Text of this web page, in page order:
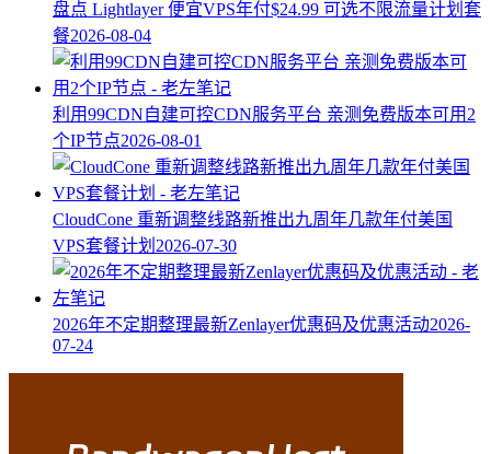
盘点 Lightlayer 便宜VPS年付$24.99 可选不限流量计划套
餐2026-08-04
利用99CDN自建可控CDN服务平台 亲测免费版本可用2
个IP节点2026-08-01
CloudCone 重新调整线路新推出九周年几款年付美国
VPS套餐计划 2026-07-30
2026年不定期整理最新Zenlayer优惠码及优惠活动2026-
07-24